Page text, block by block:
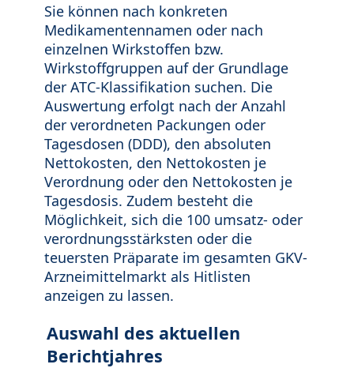
Sie können nach konkreten
Medikamentennamen oder nach
einzelnen Wirkstoffen bzw.
Wirkstoffgruppen auf der Grundlage
der ATC-Klassifikation suchen. Die
Auswertung erfolgt nach der Anzahl
der verordneten Packungen oder
Tagesdosen (DDD), den absoluten
Nettokosten, den Nettokosten je
Verordnung oder den Nettokosten je
Tagesdosis. Zudem besteht die
Möglichkeit, sich die 100 umsatz- oder
verordnungsstärksten oder die
teuersten Präparate im gesamten GKV-
Arzneimittelmarkt als Hitlisten
anzeigen zu lassen.
Auswahl des aktuellen
Berichtjahres